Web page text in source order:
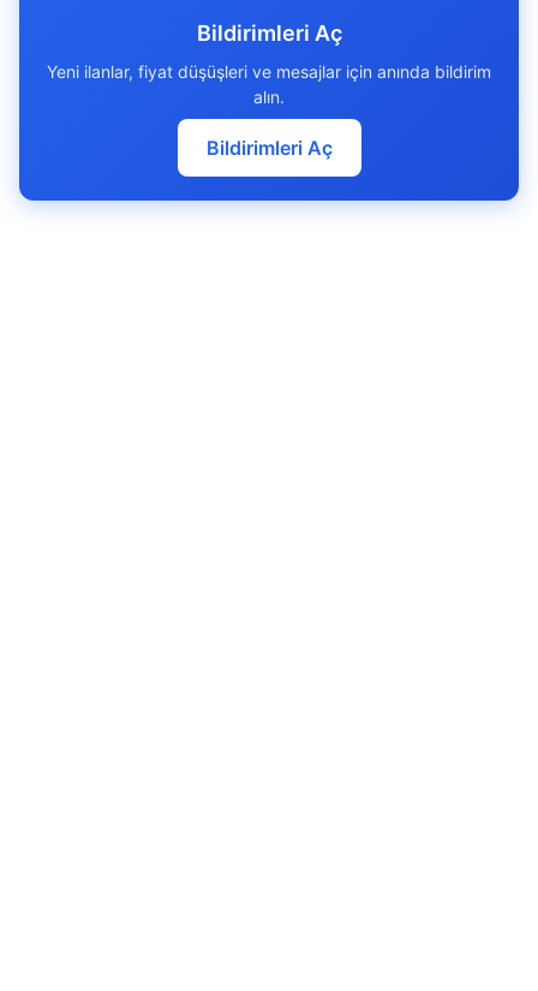
Bildirimleri Aç
Yeni ilanlar, fiyat düşüşleri ve mesajlar için anında bildirim
alın.
Bildirimleri Aç